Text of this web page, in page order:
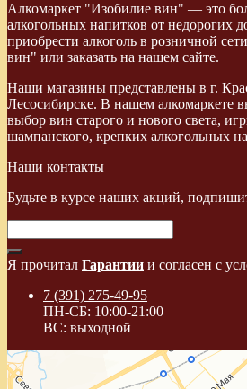
Алкомаркет "Изобилие вин" — это
алкогольных напитков от недорогих
приобрести алкоголь в розничной
вин" или заказать на нашем сайте.
Наши магазины представлены в г.
Лесосибирске. В нашем алкомаркете
выбор вин старого и нового света,
шампанского, крепких алкогольных
Наши контакты
Будьте в курсе наших акций,
Я прочитал Гарантии и согласен с
7 (391) 275-49-95
ПН-СБ: 10:00-21:00
ВС: выходной